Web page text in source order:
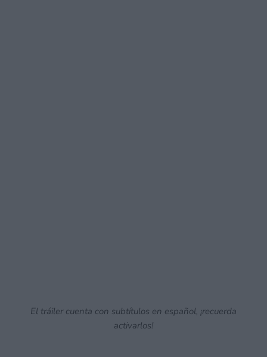
El tráiler cuenta con subtítulos en español, ¡recuerda
activarlos!